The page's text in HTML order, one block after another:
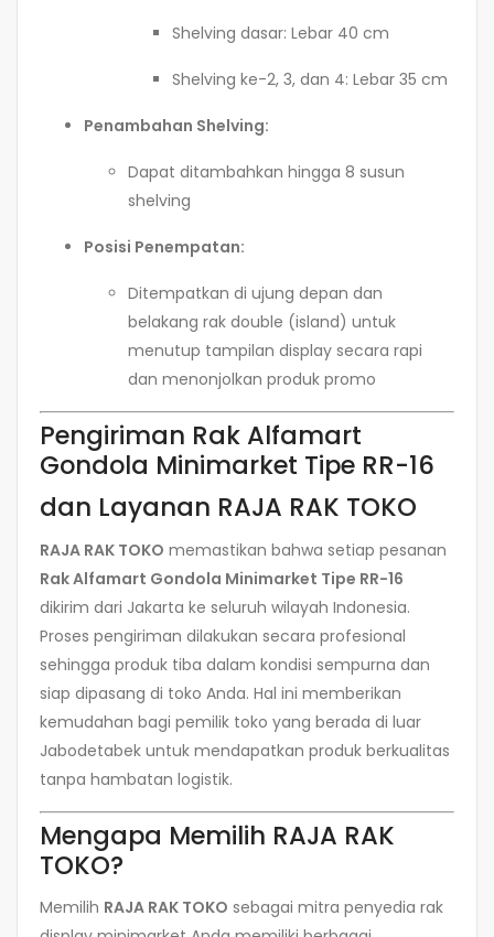
Shelving dasar: Lebar 40 cm
Shelving ke-2, 3, dan 4: Lebar 35 cm
Penambahan Shelving:
Dapat ditambahkan hingga 8 susun
shelving
Posisi Penempatan:
Ditempatkan di ujung depan dan
belakang rak double (island) untuk
menutup tampilan display secara rapi
dan menonjolkan produk promo
Pengiriman Rak Alfamart
Gondola Minimarket Tipe RR-16
dan Layanan RAJA RAK TOKO
RAJA RAK TOKO memastikan bahwa setiap pesanan
Rak Alfamart Gondola Minimarket Tipe RR-16
dikirim dari Jakarta ke seluruh wilayah Indonesia.
Proses pengiriman dilakukan secara profesional
sehingga produk tiba dalam kondisi sempurna dan
siap dipasang di toko Anda. Hal ini memberikan
kemudahan bagi pemilik toko yang berada di luar
Jabodetabek untuk mendapatkan produk berkualitas
tanpa hambatan logistik.
Mengapa Memilih RAJA RAK
TOKO?
Memilih RAJA RAK TOKO sebagai mitra penyedia rak